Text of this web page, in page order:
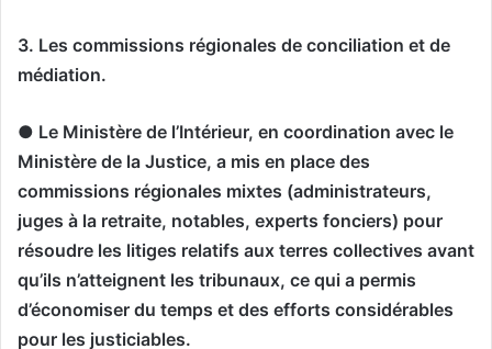
3. Les commissions régionales de conciliation et de
médiation.
● Le Ministère de l’Intérieur, en coordination avec le
Ministère de la Justice, a mis en place des
commissions régionales mixtes (administrateurs,
juges à la retraite, notables, experts fonciers) pour
résoudre les litiges relatifs aux terres collectives avant
qu’ils n’atteignent les tribunaux, ce qui a permis
d’économiser du temps et des efforts considérables
pour les justiciables.